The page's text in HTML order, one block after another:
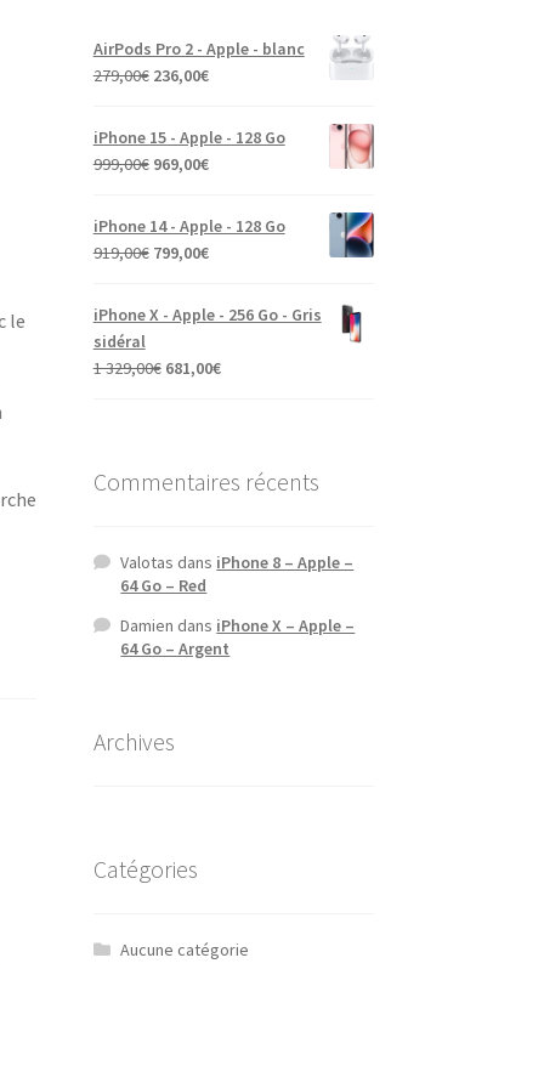
le
AirPods Pro 2 - Apple - blanc
279,00€ 236,00€
iPhone 15 - Apple - 128 Go
999,00€ 969,00€
iPhone 14 - Apple - 128 Go
919,00€ 799,00€
iPhone X - Apple - 256 Go - Gris
sidéral
1 329,00€ 681,00€
Commentaires récents
Valotas dans iPhone 8 – Apple –
64 Go – Red
Damien dans iPhone X – Apple –
64 Go – Argent
Archives
Catégories
Aucune catégorie